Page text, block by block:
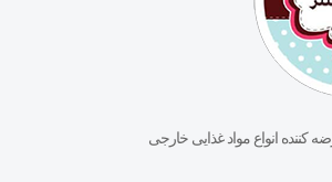
انواع مواد غذایی خارجی